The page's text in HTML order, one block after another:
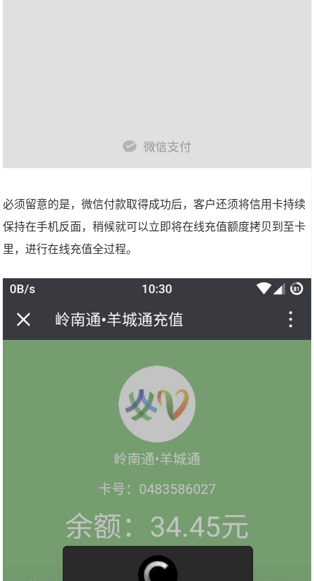
必须留意的是，微信付款取得成功后，客户还须将信用卡持续
保持在手机反面，稍候就可以立即将在线充值额度拷贝到至卡
里，进行在线充值全过程。